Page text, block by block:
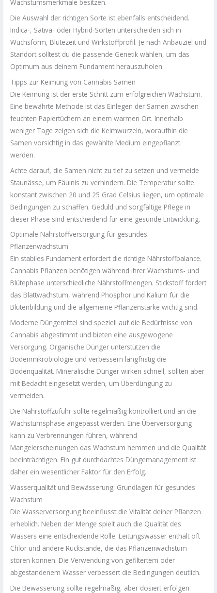
Wachstumsmerkmale besitzen.
Die Auswahl der richtigen Sorte ist ebenfalls entscheidend.
Indica-, Sativa- oder Hybrid-Sorten unterscheiden sich in
Wuchsform, Blütezeit und Wirkstoffprofil. Je nach Anbauziel und
Standort solltest du die passende Genetik wählen, um das
Optimum aus deinem Fundament herauszuholen.
Tipps zur Keimung von Cannabis Samen
Die Keimung ist der erste Schritt zum erfolgreichen Wachstum.
Eine bewährte Methode ist das Einlegen der Samen zwischen
feuchten Papiertüchern an einem warmen Ort. Innerhalb
weniger Tage zeigen sich die Keimwurzeln, woraufhin die
Samen vorsichtig in das gewählte Medium eingepflanzt
werden.
Achte darauf, die Samen nicht zu tief zu setzen und vermeide
Staunässe, um Fäulnis zu verhindern. Die Temperatur sollte
konstant zwischen 20 und 25 Grad Celsius liegen, um optimale
Bedingungen zu schaffen. Geduld und sorgfältige Pflege in
dieser Phase sind entscheidend für eine gesunde Entwicklung.
Optimale Nährstoffversorgung für gesundes
Pflanzenwachstum
Ein stabiles Fundament erfordert die richtige Nährstoffbalance.
Cannabis Pflanzen benötigen während ihrer Wachstums- und
Blütephase unterschiedliche Nährstoffmengen. Stickstoff fördert
das Blattwachstum, während Phosphor und Kalium für die
Blütenbildung und die allgemeine Pflanzenstärke wichtig sind.
Moderne Düngemittel sind speziell auf die Bedürfnisse von
Cannabis abgestimmt und bieten eine ausgewogene
Versorgung. Organische Dünger unterstützen die
Bodenmikrobiologie und verbessern langfristig die
Bodenqualität. Mineralische Dünger wirken schnell, sollten aber
mit Bedacht eingesetzt werden, um Überdüngung zu
vermeiden.
Die Nährstoffzufuhr sollte regelmäßig kontrolliert und an die
Wachstumsphase angepasst werden. Eine Überversorgung
kann zu Verbrennungen führen, während
Mangelerscheinungen das Wachstum hemmen und die Qualität
beeinträchtigen. Ein gut durchdachtes Düngemanagement ist
daher ein wesentlicher Faktor für den Erfolg.
Wasserqualität und Bewässerung: Grundlagen für gesundes
Wachstum
Die Wasserversorgung beeinflusst die Vitalität deiner Pflanzen
erheblich. Neben der Menge spielt auch die Qualität des
Wassers eine entscheidende Rolle. Leitungswasser enthält oft
Chlor und andere Rückstände, die das Pflanzenwachstum
stören können. Die Verwendung von gefiltertem oder
abgestandenem Wasser verbessert die Bedingungen deutlich.
Die Bewässerung sollte regelmäßig, aber dosiert erfolgen.